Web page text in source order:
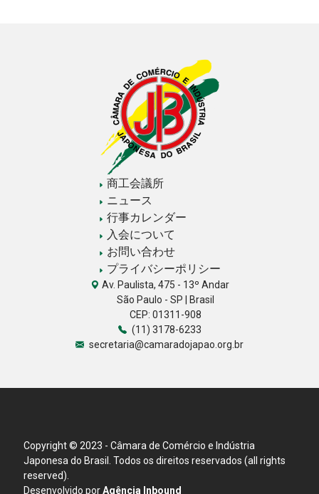
商工会議所
ニュース
行事カレンダー
入会について
お問い合わせ
プライバシーポリシー
Av. Paulista, 475 - 13º Andar
São Paulo - SP | Brasil
CEP: 01311-908
(11) 3178-6233
secretaria@camaradojapao.org.br
Copyright © 2023 - Câmara de Comércio e Indústria
Japonesa do Brasil. Todos os direitos reservados (all rights
reserved).
Desenvolvido porAgência Inbound